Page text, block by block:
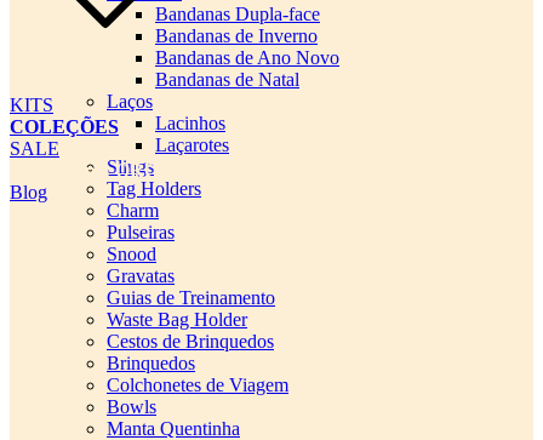
KITS
COLEÇÕES
SALE
cadastro pet QRCODE
Blog
Bandanas Dupla-face
Bandanas de Inverno
Bandanas de Ano Novo
Bandanas de Natal
Laços
Lacinhos
Laçarotes
Slings
Tag Holders
Charm
Pulseiras
Snood
Gravatas
Guias de Treinamento
Waste Bag Holder
Cestos de Brinquedos
Brinquedos
Colchonetes de Viagem
Bowls
Manta Quentinha